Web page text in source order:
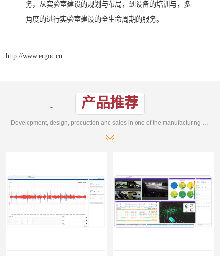
务，从实验室建设的规划与布局，到设备的培训与，多
角度的进行实验室建设的全生命周期的服务。
http://www.ergoc.cn
产品推荐